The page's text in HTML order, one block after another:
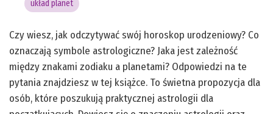
układ planet
Czy wiesz, jak odczytywać swój horoskop urodzeniowy? Co
oznaczają symbole astrologiczne? Jaka jest zależność
między znakami zodiaku a planetami? Odpowiedzi na te
pytania znajdziesz w tej książce. To świetna propozycja dla
osób, które poszukują praktycznej astrologii dla